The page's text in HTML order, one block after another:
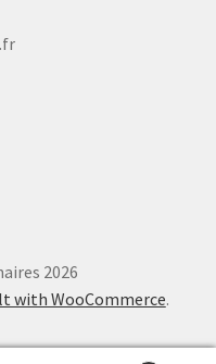
2026
with WooCommerce.